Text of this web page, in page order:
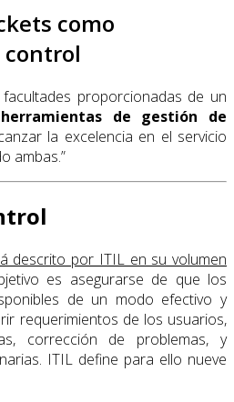
como
proporcionadas de un
herramientas de gestión de
la excelencia en el servicio
ambas.”
descrito por ITIL en su volumen
es asegurarse de que los
de un modo efectivo y
requerimientos de los usuarios,
corrección de problemas, y
ITIL define para ello nueve